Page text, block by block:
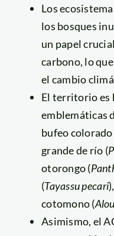
Los
los bosques
un papel
carbono, lo
el cambio
El territorio es
emblemáticas
bufeo colorado
grande de río (
otorongo (
(Tayassu pecari
cotomono (
Asimismo, el